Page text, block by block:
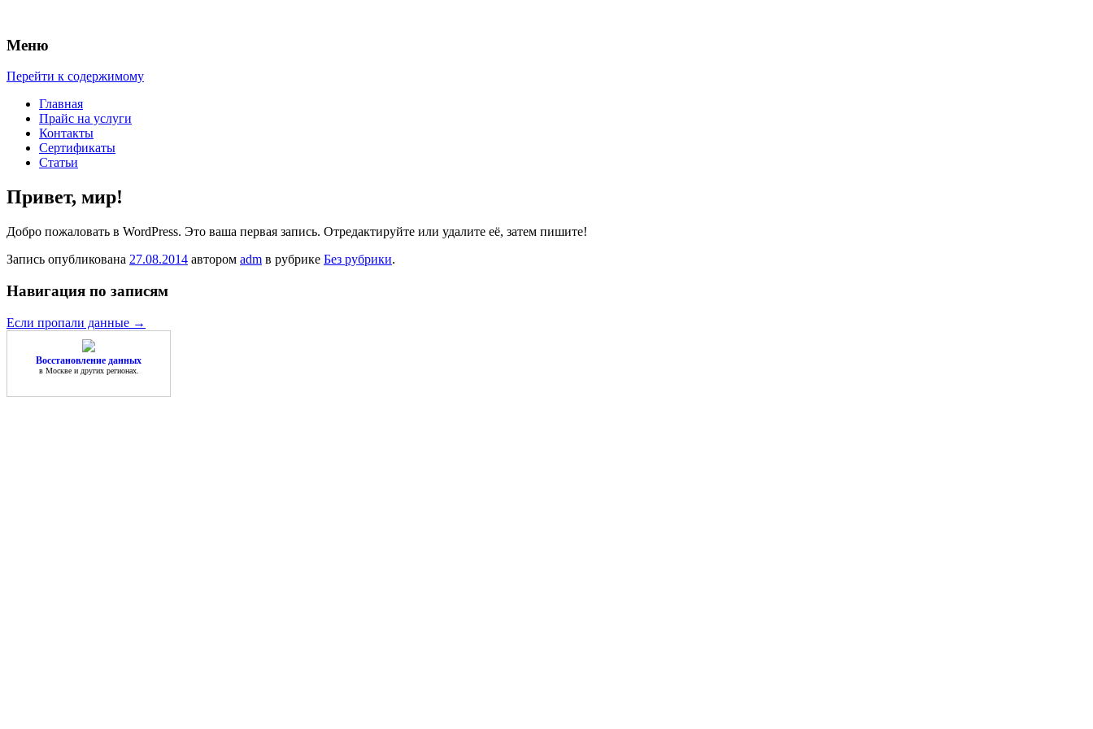
Data Recovery Service
Меню
Перейти к содержимому
Главная
Прайс на услуги
Контакты
Сертификаты
Статьи
Привет, мир!
Добро пожаловать в WordPress. Это ваша первая запись. Отредактируйте или удалите её, затем пишите!
Запись опубликована 27.08.2014 автором adm в рубрике Без рубрики.
Навигация по записям
Если пропали данные →
Восстановление данных
в Москве и других регионах.